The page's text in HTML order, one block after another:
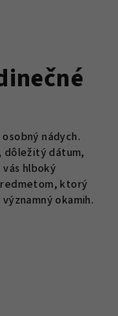
nádych.
dôležitý dátum,
hlboký
ktorý
okamih.